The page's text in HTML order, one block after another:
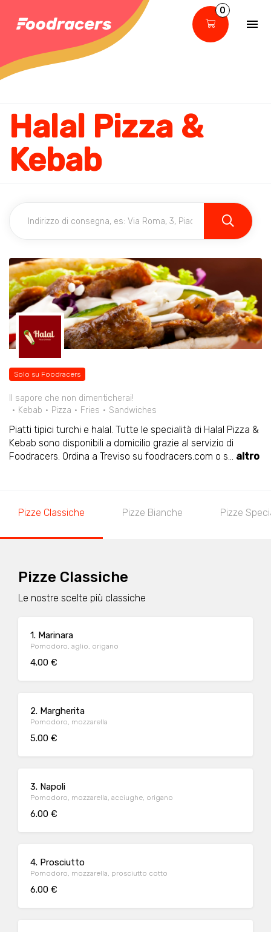
0
Halal Pizza &
Kebab
Solo su Foodracers
Il sapore che non dimenticherai!
Kebab
Pizza Fries Sandwiches
Piatti tipici turchi e halal. Tutte le specialità di Halal Pizza &
Kebab sono disponibili a domicilio grazie al servizio di
Foodracers. Ordina a Treviso su foodracers.com o s... altro
Pizze Classiche Pizze Bianche Pizze
Pizze Classiche
Le nostre scelte più classiche
1. Marinara
Pomodoro, aglio, origano
4.00 €
2. Margherita
Pomodoro, mozzarella
5.00 €
3. Napoli
Pomodoro, mozzarella, acciughe, origano
6.00 €
4. Prosciutto
Pomodoro, mozzarella, prosciutto cotto
6.00 €